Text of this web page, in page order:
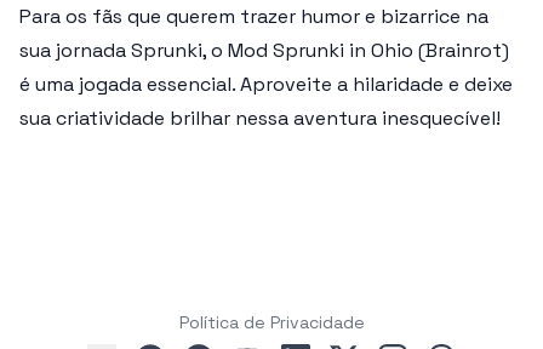
Para os fãs que querem trazer humor e bizarrice na
sua jornada Sprunki, o Mod Sprunki in Ohio (Brainrot)
é uma jogada essencial. Aproveite a hilaridade e deixe
sua criatividade brilhar nessa aventura inesquecível!
Política de Privacidade